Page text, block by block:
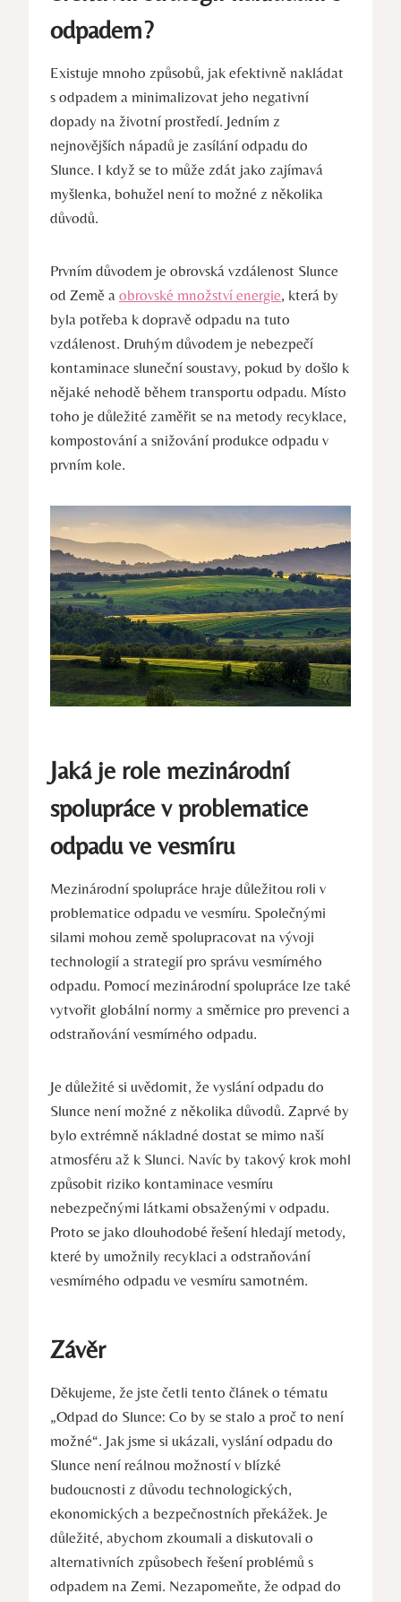
odpadem?
Existuje mnoho způsobů, jak efektivně nakládat
s odpadem a minimalizovat jeho negativní
dopady na životní prostředí. Jedním z
nejnovějších nápadů je zasílání odpadu do
Slunce. I když se to může zdát jako zajímavá
myšlenka, bohužel není to možné z několika
důvodů.
Prvním důvodem je obrovská vzdálenost Slunce
od Země a obrovské množství energie, která by
byla potřeba k dopravě odpadu na tuto
vzdálenost. Druhým důvodem je nebezpečí
kontaminace sluneční soustavy, pokud by došlo k
nějaké nehodě během transportu odpadu. Místo
toho je důležité zaměřit se na metody recyklace,
kompostování a snižování produkce odpadu v
prvním kole.
Jaká je role mezinárodní
spolupráce v problematice
odpadu ve vesmíru
Mezinárodní spolupráce hraje důležitou roli v
problematice odpadu ve vesmíru. Společnými
silami mohou země spolupracovat na vývoji
technologií a strategií pro správu vesmírného
odpadu. Pomocí mezinárodní spolupráce lze také
vytvořit globální normy a směrnice pro prevenci a
odstraňování vesmírného odpadu.
Je důležité si uvědomit, že vyslání odpadu do
Slunce není možné z několika důvodů. Zaprvé by
bylo extrémně nákladné dostat se mimo naší
atmosféru až k Slunci. Navíc by takový krok mohl
způsobit riziko kontaminace vesmíru
nebezpečnými látkami obsaženými v odpadu.
Proto se jako dlouhodobé řešení hledají metody,
které by umožnily recyklaci a odstraňování
vesmírného odpadu ve vesmíru samotném.
Závěr
Děkujeme, že jste četli tento článek o tématu
„Odpad do Slunce: Co by se stalo a proč to není
možné“. Jak jsme si ukázali, vyslání odpadu do
Slunce není reálnou možností v blízké
budoucnosti z důvodu technologických,
ekonomických a bezpečnostních překážek. Je
důležité, abychom zkoumali a diskutovali o
alternativních způsobech řešení problémů s
odpadem na Zemi. Nezapomeňte, že odpad do